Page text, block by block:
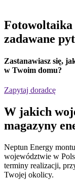
Fotowoltaika
zadawane
Zastanawiasz się,
w Twoim domu?
Zapytaj doradcę
W jakich
magazyny
Neptun Energy
województwie w
terminy realizacji,
Twojej okolicy.